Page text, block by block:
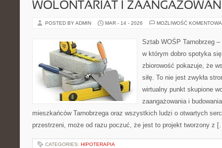
WOLONTARIAT I
POSTED BY ADMIN MAR - 14 - 2026 MOŻLIWOŚĆ
Sztab WOŚP Tarnobrzeg
w którym dobro spotyka
zbiorowość pokazuje, że
siłę. To nie jest zwykła
wirtualny punkt skupione
zaangażowania i
mieszkańców Tarnobrzega oraz wszystkich ludzi o otwartych
przestrzeni, może od razu poczuć, że jest to projekt tworzony z
CATEGORIES: HIPOTERAPIA